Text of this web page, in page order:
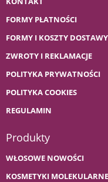
FORMY PŁATNOŚCI
FORMY I KOSZTY DOSTAWY
ZWROTY I REKLAMACJE
POLITYKA PRYWATNOŚCI
POLITYKA COOKIES
REGULAMIN
Produkty
WŁOSOWE NOWOŚCI
KOSMETYKI MOLEKULARNE